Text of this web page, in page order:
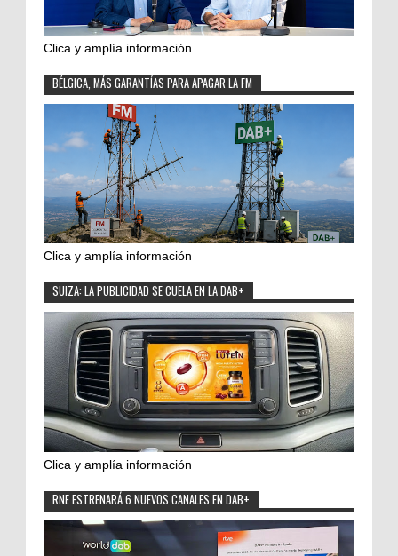
Clica y amplía información
BÉLGICA, MÁS GARANTÍAS PARA APAGAR LA FM
Clica y amplía información
SUIZA: LA PUBLICIDAD SE CUELA EN LA DAB+
Clica y amplía información
RNE ESTRENARÁ 6 NUEVOS CANALES EN DAB+